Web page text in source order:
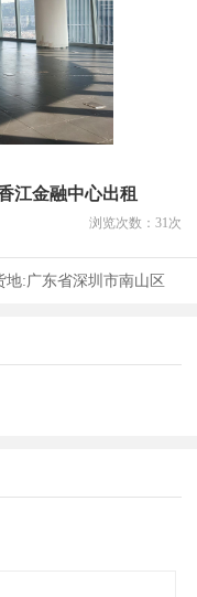
江金融中心出租
浏览次数： 31次
地:广东省深圳市南山区